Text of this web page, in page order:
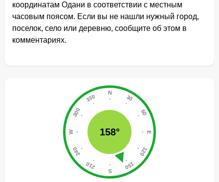
координатам Одани в соответствии с местным
часовым поясом. Если вы не нашли нужный город,
поселок, село или деревню, сообщите об этом в
комментариях.
158°